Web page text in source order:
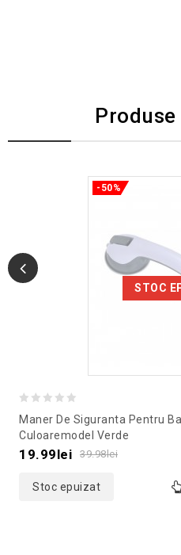
STOC
-50%
out
of
Maner De Siguranta Pentru
Culoaremodel Verde
39.98lei
19.99lei
Stoc epuizat